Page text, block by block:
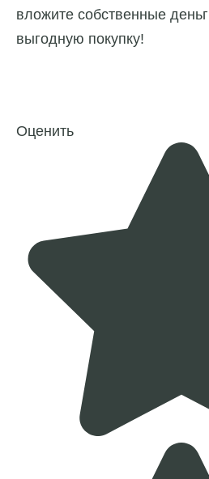
вложите собственные
выгодную покупку!
Оценить